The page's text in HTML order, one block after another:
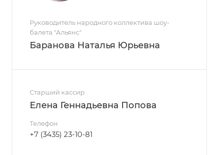
Руководитель народного коллектива шоу-
балета "Альянс"
Баранова Наталья Юрьевна
Старший кассир
Елена Геннадьевна Попова
Телефон
+7 (3435) 23-10-81